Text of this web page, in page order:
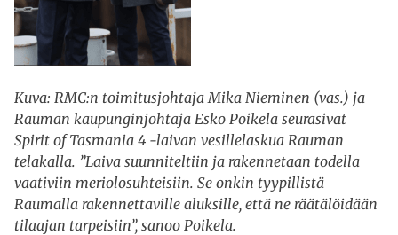
Kuva: RMC:n toimitusjohtaja Mika Nieminen (vas.) ja
Rauman kaupunginjohtaja Esko Poikela seurasivat
Spirit of Tasmania 4 -laivan vesillelaskua Rauman
telakalla. ”Laiva suunniteltiin ja rakennetaan todella
vaativiin meriolosuhteisiin. Se onkin tyypillistä
Raumalla rakennettaville aluksille, että ne räätälöidään
tilaajan tarpeisiin”, sanoo Poikela.